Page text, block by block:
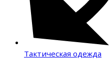
Тактическая одежда